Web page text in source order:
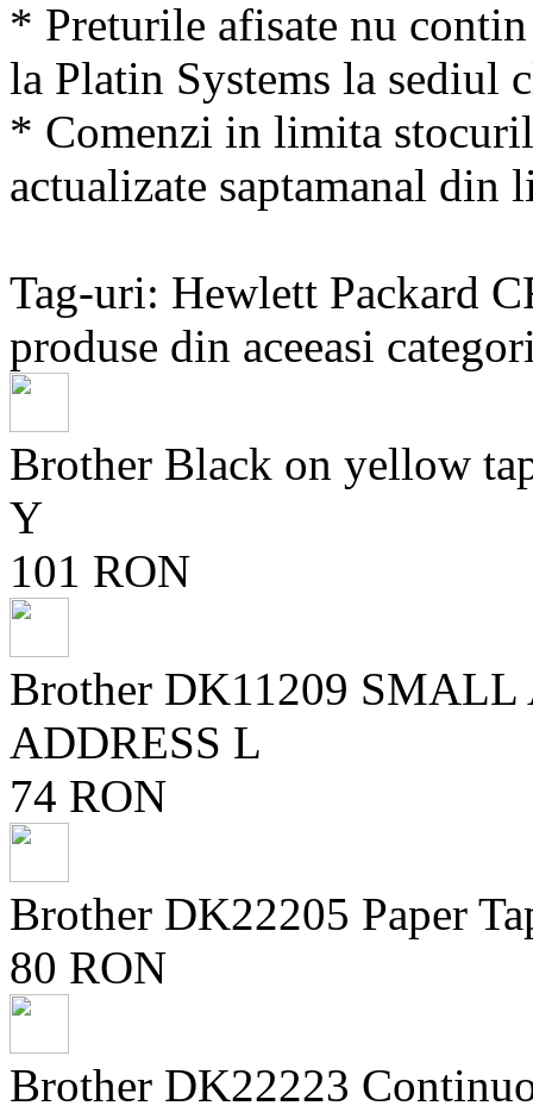
* Preturile afisate nu
la Platin Systems la sediul
* Comenzi in limita
actualizate saptamanal
Tag-uri: Hewlett Packard
produse din aceeasi
Brother Black on yellow
Y
101 RON
Brother DK11209
ADDRESS L
74 RON
Brother DK22205 Paper
80 RON
Brother DK22223